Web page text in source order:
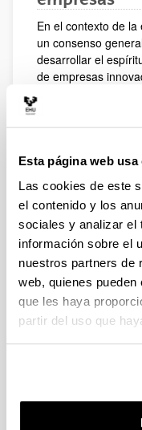
Esta página web usa
Las cookies de este
el contenido y los
sociales y analizar el
información sobre el
nuestros partners de
web, quienes
que les haya
partir del uso que
En el contexto de
un consenso
desarrollar el
de empresas
tecnológica
una correlación
económico en un
El País Vasco debe
empresas
mediante la
garanticen la
sociedad. Por lo
emprendedor de
cultura
Vasco.
En el marco de
beneficio social y
estructuras y